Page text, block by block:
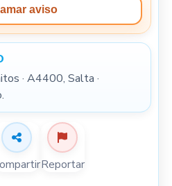
aviso
· A4400, Salta ·
Reportar